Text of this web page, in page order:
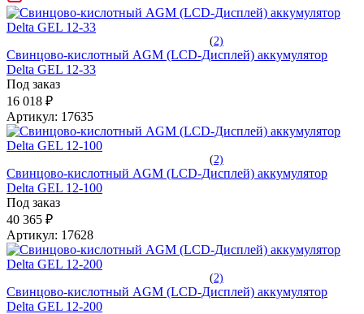
(2)
Свинцово-кислотный AGM (LCD-Дисплей) аккумулятор
Delta GEL 12-33
Под заказ
16 018 ₽
Артикул: 17635
(2)
Свинцово-кислотный AGM (LCD-Дисплей) аккумулятор
Delta GEL 12-100
Под заказ
40 365 ₽
Артикул: 17628
(2)
Свинцово-кислотный AGM (LCD-Дисплей) аккумулятор
Delta GEL 12-200